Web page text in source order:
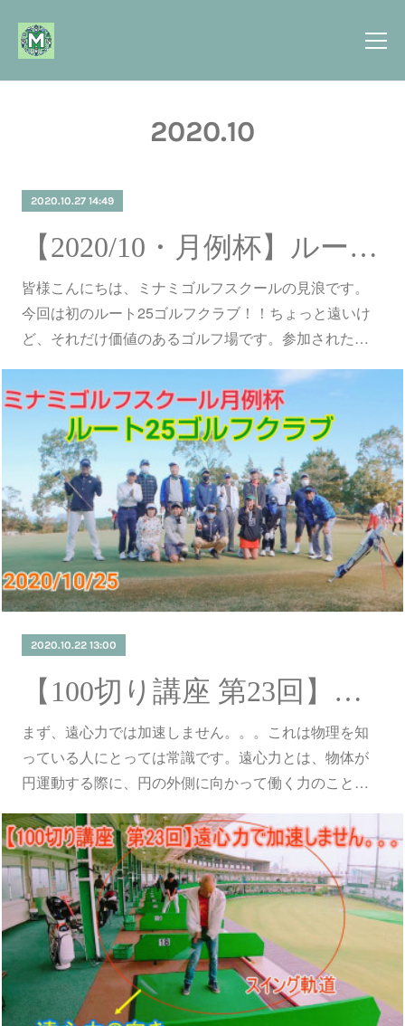
2020.10
2020.10.27 14:49
【2020/10・月例杯】ルート25ゴルフクラブ
皆様こんにちは、ミナミゴルフスクールの見浪です。
今回は初のルート25ゴルフクラブ！！ちょっと遠いけ
ど、それだけ価値のあるゴルフ場です。参加された…
2020.10.22 13:00
【100切り講座 第23回】遠心力で加速しません。。。
まず、遠心力では加速しません。。。これは物理を知
っている人にとっては常識です。遠心力とは、物体が
円運動する際に、円の外側に向かって働く力のこと…